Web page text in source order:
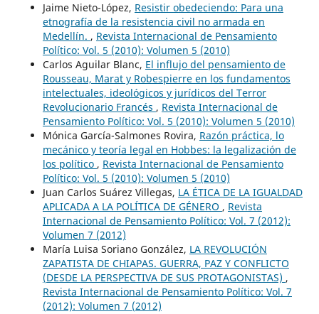
Jaime Nieto-López, Resistir obedeciendo: Para una
etnografía de la resistencia civil no armada en
Medellín. , Revista Internacional de Pensamiento
Político: Vol. 5 (2010): Volumen 5 (2010)
Carlos Aguilar Blanc, El influjo del pensamiento de
Rousseau, Marat y Robespierre en los fundamentos
intelectuales, ideológicos y jurídicos del Terror
Revolucionario Francés , Revista Internacional de
Pensamiento Político: Vol. 5 (2010): Volumen 5 (2010)
Mónica García-Salmones Rovira, Razón práctica, lo
mecánico y teoría legal en Hobbes: la legalización de
los político , Revista Internacional de Pensamiento
Político: Vol. 5 (2010): Volumen 5 (2010)
Juan Carlos Suárez Villegas, LA ÉTICA DE LA IGUALDAD
APLICADA A LA POLÍTICA DE GÉNERO , Revista
Internacional de Pensamiento Político: Vol. 7 (2012):
Volumen 7 (2012)
María Luisa Soriano González, LA REVOLUCIÓN
ZAPATISTA DE CHIAPAS. GUERRA, PAZ Y CONFLICTO
(DESDE LA PERSPECTIVA DE SUS PROTAGONISTAS) ,
Revista Internacional de Pensamiento Político: Vol. 7
(2012): Volumen 7 (2012)